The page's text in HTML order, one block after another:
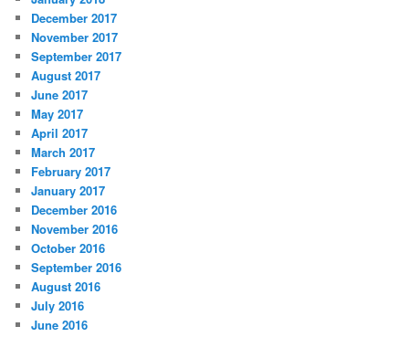
December 2017
November 2017
September 2017
August 2017
June 2017
May 2017
April 2017
March 2017
February 2017
January 2017
December 2016
November 2016
October 2016
September 2016
August 2016
July 2016
June 2016